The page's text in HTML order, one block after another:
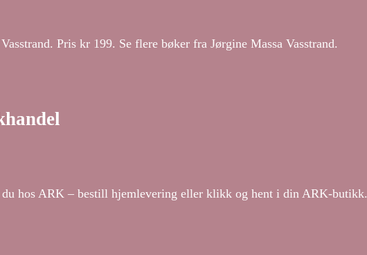
Pris kr 199. Se flere bøker fra Jørgine Massa Vasstrand.
hos ARK – bestill hjemlevering eller klikk og hent i din ARK-butikk.